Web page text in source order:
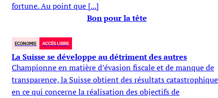
fortune. Au point que [...]
Bon pour la tête
ECONOMIE ACCÈS LIBRE
La Suisse se développe au détriment des autres
Championne en matière d’évasion fiscale et de manque de
transparence, la Suisse obtient des résultats
en ce qui concerne la réalisation des objectifs de